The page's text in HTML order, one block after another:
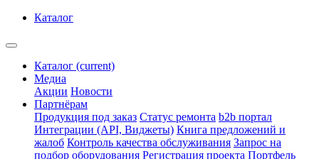
Каталог
Каталог (current)
Медиа
Акции Новости
Партнёрам
Продукция под заказ Статус ремонта b2b портал
Интеграции (API, Виджеты) Книга предложений и
жалоб Контроль качества обслуживания Запрос на
подбор оборудования Регистрация проекта Портфель